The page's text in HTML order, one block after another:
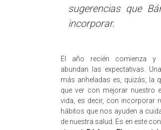
sugerencias que
incorporar.
El año recién comienza y
abundan las expectativas.
más anheladas es, quizás, la
que ver con mejorar nuestro
vida, es decir, con incorporar
hábitos que nos ayuden a
de nuestra salud. Es en este